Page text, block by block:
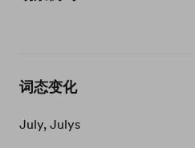
词态变化
July, Julys